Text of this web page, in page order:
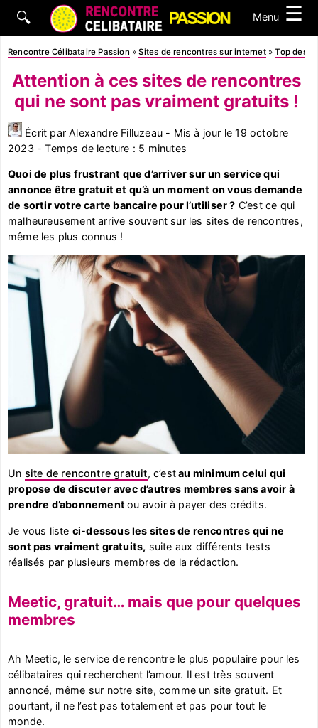
🔍 Menu ☰
Rencontre Célibataire Passion »Sites de rencontres sur internet»Top des
Attention à ces sites de rencontres
qui ne sont pas vraiment gratuits !
Écrit par Alexandre Filluzeau - Mis à jour le 19 octobre
2023 - Temps de lecture : 5 minutes
Quoi de plus frustrant que d’arriver sur un service qui
annonce être gratuit et qu’à un moment on vous demande
de sortir votre carte bancaire pour l’utiliser ? C’est ce qui
malheureusement arrive souvent sur les sites de rencontres,
même les plus connus !
Un site de rencontre gratuit, c’estau minimum celui qui
propose de discuter avec d’autres membres sans avoir à
prendre d’abonnementou avoir à payer des crédits.
Je vous liste ci-dessous les sites de rencontres qui ne
sont pas vraiment gratuits, suite aux différents tests
réalisés par plusieurs membres de la rédaction.
Meetic, gratuit… mais que pour quelques
membres
Ah Meetic, le service de rencontre le plus populaire pour les
célibataires qui recherchent l’amour. Il est très souvent
annoncé, même sur notre site, comme un site gratuit. Et
pourtant, il ne l’est pas totalement et pas pour tout le
monde.